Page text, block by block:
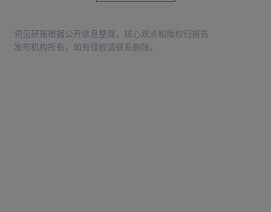
洞见研报根据公开信息整理，核心观点和版权归报告
发布机构所有，如有侵权请联系删除。